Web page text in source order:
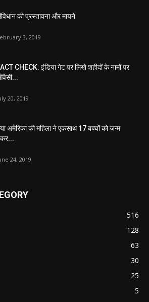
की प्रस्तावना और मायने
3, 2019
CHECK: इंडिया गेट पर लिखे शहीदों के नामों पर
20, 2019
अमेरिका की महिला ने एकसाथ 17 बच्चों को जन्म
24, 2019
516
128
63
30
25
5